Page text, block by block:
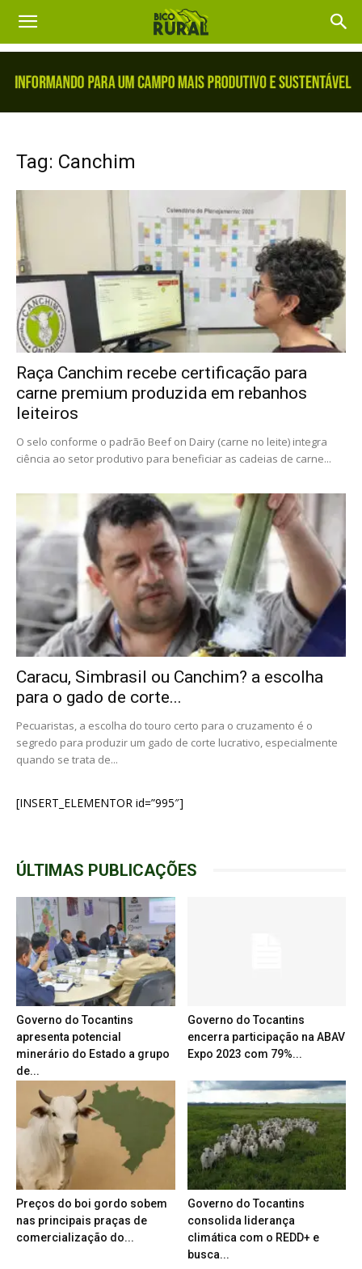
Tag: Canchim
Raça Canchim recebe certificação para
carne premium produzida em rebanhos
leiteiros
O selo conforme o padrão Beef on Dairy (carne no leite) integra
ciência ao setor produtivo para beneficiar as cadeias de carne...
Caracu, Simbrasil ou Canchim? a escolha
para o gado de corte...
Pecuaristas, a escolha do touro certo para o cruzamento é o
segredo para produzir um gado de corte lucrativo, especialmente
quando se trata de...
[INSERT_ELEMENTOR id=”995″]
ÚLTIMAS PUBLICAÇÕES
Governo do Tocantins
apresenta potencial
minerário do Estado a grupo
de...
Governo do Tocantins
encerra participação na ABAV
Expo 2023 com 79%...
Preços do boi gordo sobem
nas principais praças de
comercialização do...
Governo do Tocantins
consolida liderança
climática com o REDD+ e
busca...